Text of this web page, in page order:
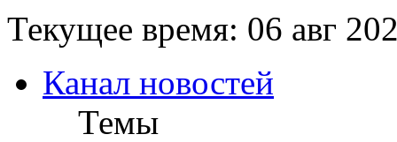
Текущее время: 06 авг
Канал новостей
Темы